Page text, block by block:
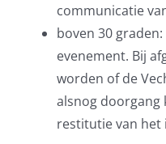
communicatie
boven 30
evenement. Bij
worden of de
alsnog doorgang
restitutie van het